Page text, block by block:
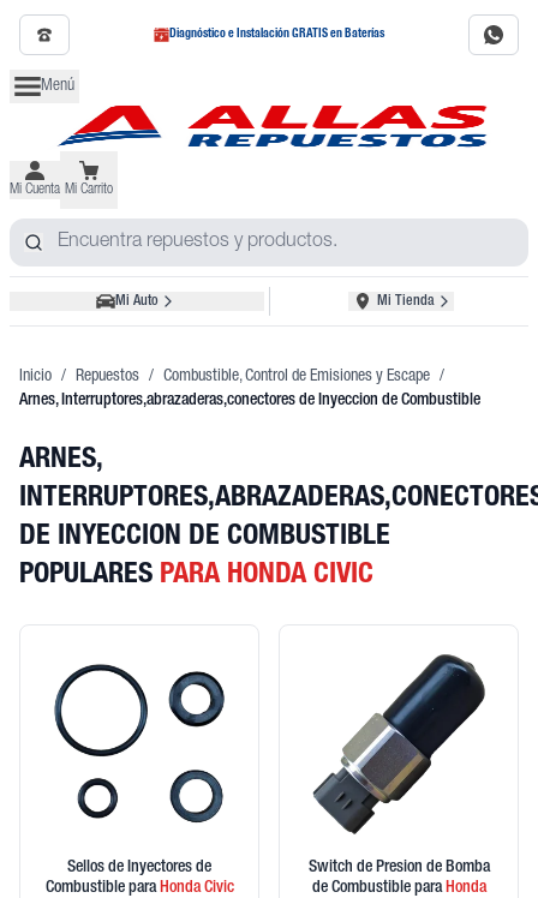
Diagnóstico e Instalación GRATIS en Baterías
Menú
Mi Cuenta Mi Carrito
Mi Auto Mi Tienda
Inicio / Repuestos / Combustible, Control de Emisiones y Escape /
Arnes, Interruptores,abrazaderas,conectores de Inyeccion de Combustible
ARNES,
DE INYECCION DE COMBUSTIBLE
POPULARES PARA HONDA CIVIC
Sellos de Inyectores de
Combustible paraHondaCivic
Switch de Presion de Bomba
de Combustible paraHonda